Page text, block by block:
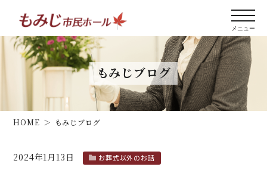
もみじブログ
HOME もみじブログ
2024年1月13日 お葬式以外のお話